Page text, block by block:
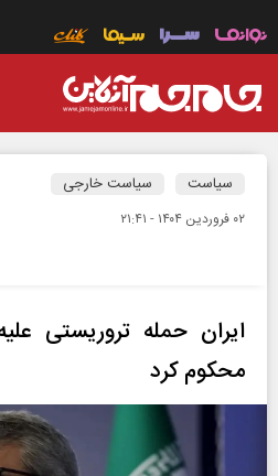
سیاست سیاست خارجی
۰۲ فروردين ۱۴۰۴ - ۲۱:۴۱
ایران حمله تروریستی
محکوم کرد